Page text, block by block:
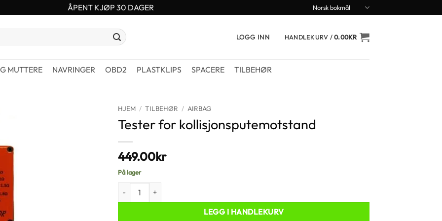
ÅPENT KJØP 30 DAGER Norsk bokmål
LOGG INN HANDLEKURV /0.00KR
MUTTERE NAVRINGER OBD2 PLASTKLIPS SPACERE TILBEHØR
HJEM / TILBEHØR / AIRBAG
Tester for kollisjonsputemotstand
449.00kr
På lager
LEGG I HANDLEKURV